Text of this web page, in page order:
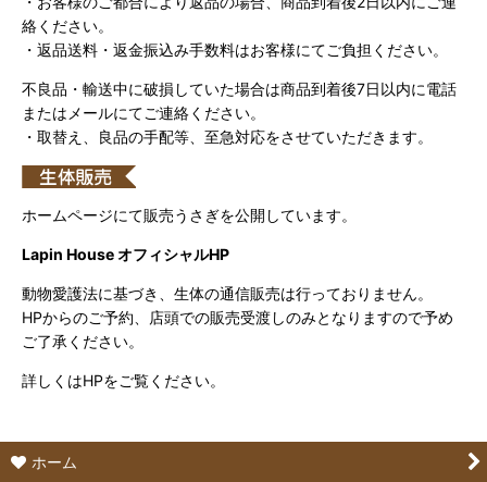
絡ください。
・返品送料・返金振込み手数料はお客様にてご負担ください。
不良品・輸送中に破損していた場合は商品到着後7日以内に電話
またはメールにてご連絡ください。
・取替え、良品の手配等、至急対応をさせていただきます。
ホームページにて販売うさぎを公開しています。
Lapin House オフィシャルHP
動物愛護法に基づき、生体の通信販売は行っておりません。
HPからのご予約、店頭での販売受渡しのみとなりますので予め
ご了承ください。
詳しくはHPをご覧ください。
ホーム